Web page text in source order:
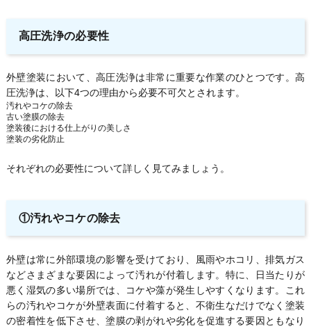
高圧洗浄の必要性
外壁塗装において、高圧洗浄は非常に重要な作業のひとつです。高
圧洗浄は、以下4つの理由から必要不可欠とされます。
汚れやコケの除去
古い塗膜の除去
塗装後における仕上がりの美しさ
塗装の劣化防止
それぞれの必要性について詳しく見てみましょう。
①汚れやコケの除去
外壁は常に外部環境の影響を受けており、風雨やホコリ、排気ガス
などさまざまな要因によって汚れが付着します。特に、日当たりが
悪く湿気の多い場所では、コケや藻が発生しやすくなります。これ
らの汚れやコケが外壁表面に付着すると、不衛生なだけでなく塗装
の密着性を低下させ、塗膜の剥がれや劣化を促進する要因ともなり